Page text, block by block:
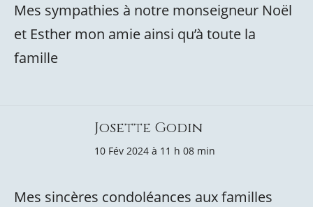
Mes sympathies à notre monseigneur Noël
et Esther mon amie ainsi qu’à toute la
famille
Josette Godin
10 Fév 2024 à 11 h 08 min
Mes sincères condoléances aux familles